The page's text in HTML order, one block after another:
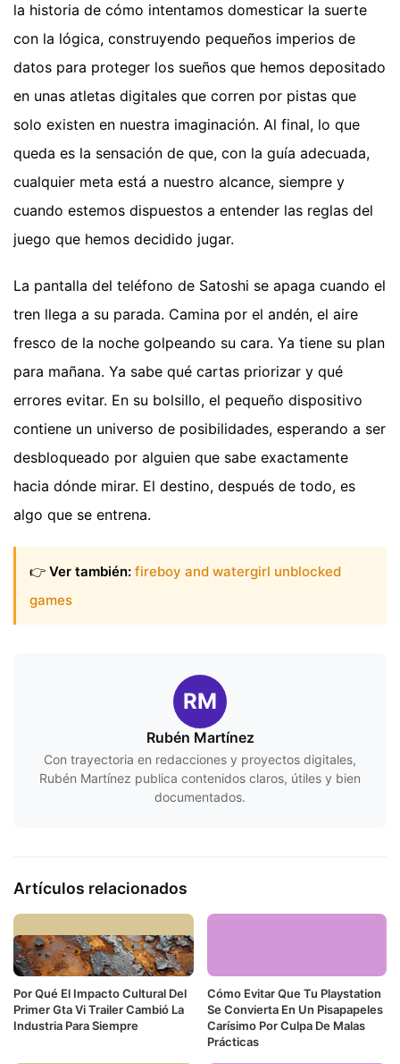
la historia de cómo intentamos domesticar la suerte
con la lógica, construyendo pequeños imperios de
datos para proteger los sueños que hemos depositado
en unas atletas digitales que corren por pistas que
solo existen en nuestra imaginación. Al final, lo que
queda es la sensación de que, con la guía adecuada,
cualquier meta está a nuestro alcance, siempre y
cuando estemos dispuestos a entender las reglas del
juego que hemos decidido jugar.
La pantalla del teléfono de Satoshi se apaga cuando el
tren llega a su parada. Camina por el andén, el aire
fresco de la noche golpeando su cara. Ya tiene su plan
para mañana. Ya sabe qué cartas priorizar y qué
errores evitar. En su bolsillo, el pequeño dispositivo
contiene un universo de posibilidades, esperando a ser
desbloqueado por alguien que sabe exactamente
hacia dónde mirar. El destino, después de todo, es
algo que se entrena.
👉 Ver también: fireboy and watergirl unblocked
games
RM
Rubén Martínez
Con trayectoria en redacciones y proyectos digitales,
Rubén Martínez publica contenidos claros, útiles y bien
documentados.
Artículos relacionados
Por Qué El Impacto Cultural Del
Primer Gta Vi Trailer Cambió La
Industria Para Siempre
Cómo Evitar Que Tu Playstation
Se Convierta En Un Pisapapeles
Carísimo Por Culpa De Malas
Prácticas